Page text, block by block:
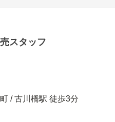
スタッフ
/ 古川橋駅 徒歩3分